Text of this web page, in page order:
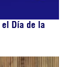
el Día de la